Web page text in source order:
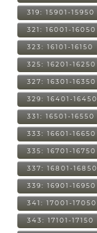
319: 15901-15950
321: 16001-16050
323: 16101-16150
325: 16201-16250
327: 16301-16350
329: 16401-16450
331: 16501-16550
333: 16601-16650
335: 16701-16750
337: 16801-16850
339: 16901-16950
341: 17001-17050
343: 17101-17150